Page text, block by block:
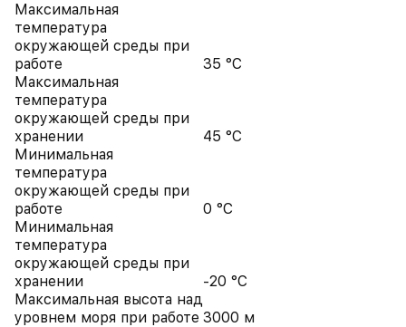
Максимальная
температура
окружающей среды при
работе
35 °C
Максимальная
температура
окружающей среды при
хранении
45 °C
Минимальная
температура
окружающей среды при
работе
0 °C
Минимальная
температура
окружающей среды при
хранении
-20 °C
Максимальная высота над
уровнем моря при работе 3000 м